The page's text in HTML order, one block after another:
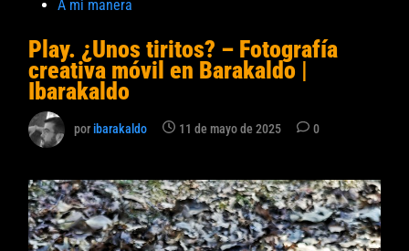
Publicado
A mi manera
Play. ¿Unos tiritos? – Fotografía
creativa móvil en Barakaldo |
Ibarakaldo
poribarakaldo 11 de mayo de 2025 0